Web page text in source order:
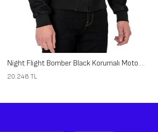
Night Flight Bomber Black Korumalı Motosiklet Montu
20.248 TL